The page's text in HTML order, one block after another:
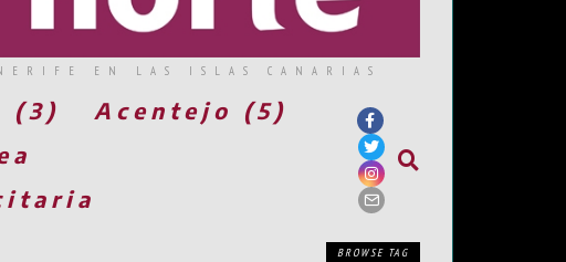
EN LAS ISLAS CANARIAS
(3)
Acentejo (5)
BROWSE TAG